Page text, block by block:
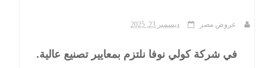
عروض مصر ديسمبر 23, 2025
في شركة كولي نوفا نلتزم بمعايير تصنيع عالية.